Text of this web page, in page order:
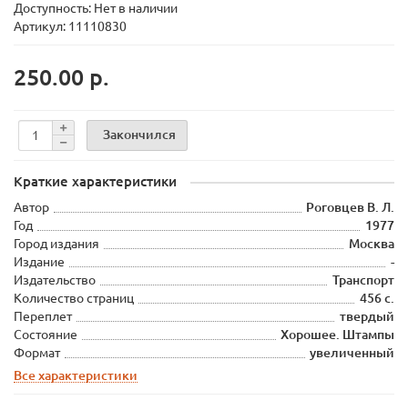
Доступность: Нет в наличии
Артикул: 11110830
250.00 р.
Закончился
Краткие характеристики
Автор
Роговцев В. Л.
Год
1977
Город издания
Москва
Издание
-
Издательство
Транспорт
Количество страниц
456 с.
Переплет
твердый
Состояние
Хорошее. Штампы
Формат
увеличенный
Все характеристики